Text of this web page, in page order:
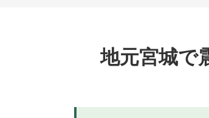
地元宮城で